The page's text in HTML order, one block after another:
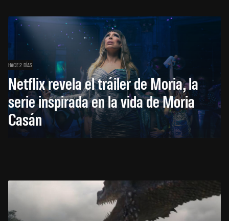
HACE 2 DÍAS
Netflix revela el tráiler de Moria, la
serie inspirada en la vida de Moria
Casán